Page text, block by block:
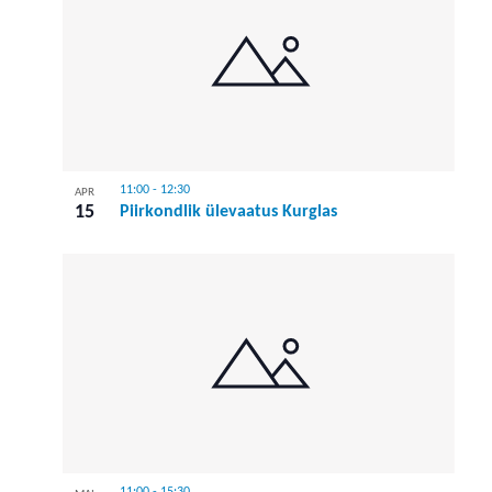
APR
15 Piirkondlik ülevaatus Kurglas
11:00- 12:30